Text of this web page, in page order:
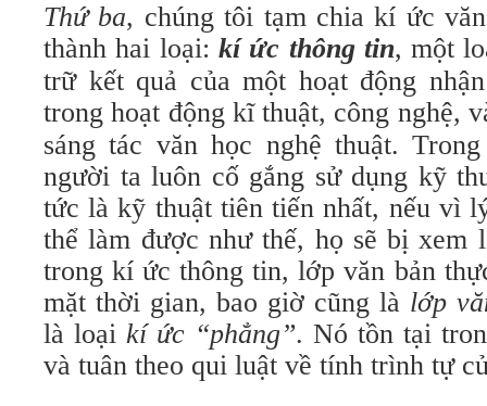
Thứ ba, chúng tôi tạm chia kí ức
thành hai loại: kí ức thông tin, một
trữ kết quả của một hoạt động
trong hoạt động kĩ thuật, công nghệ,
sáng tác văn học nghệ thuật.
người ta luôn cố gắng sử dụng kỹ
tức là kỹ thuật tiên tiến nhất, nếu vì
thể làm được như thế, họ sẽ bị xem
trong kí ức thông tin, lớp văn bản
mặt thời gian, bao giờ cũng là lớp
là loại kí ức “phẳng”. Nó tồn tại
và tuân theo qui luật về tính trình tự